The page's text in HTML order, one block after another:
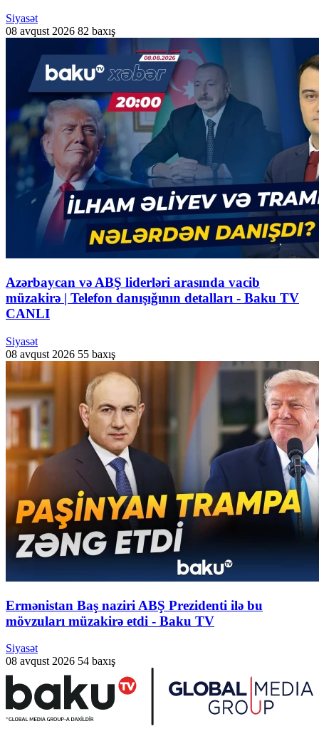
Siyasət
08 avqust 2026 82 baxış
Azərbaycan və ABŞ liderləri arasında vacib
müzakirə | Telefon danışığının detalları - Baku TV
CANLI
Siyasət
08 avqust 2026 55 baxış
Ermənistan Baş naziri ABŞ Prezidenti ilə bu
mövzuları müzakirə etdi - Baku TV
Siyasət
08 avqust 2026 54 baxış